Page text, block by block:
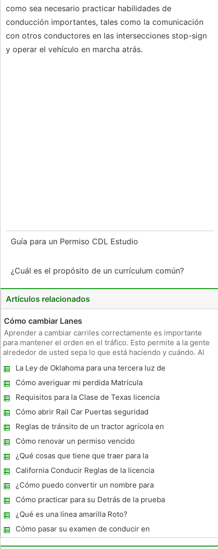
como sea necesario practicar habilidades de
conducción importantes, tales como la comunicación
con otros conductores en las intersecciones stop-sign
y operar el vehículo en marcha atrás.
Guía para un Permiso CDL Estudio
¿Cuál es el propósito de un currículum común?
Artículos relacionados
Cómo cambiar Lanes
Aprender a cambiar carriles correctamente es importante
para mantener el orden en el tráfico. Esto permite a la gente
alrededor de usted sepa lo que está haciendo y cuándo. Al
permite que otros tiempo para reaccionar a su forma de
conducir
La Ley de Oklahoma para una tercera luz de
freno
Cómo averiguar mi perdida Matrícula
Requisitos para la Clase de Texas licencia
de conducir
Cómo abrir Rail Car Puertas seguridad
Reglas de tránsito de un tractor agrícola en
una carretera en Florida
Cómo renovar un permiso vencido
¿Qué cosas que tiene que traer para la
prueba de licencia de conducir?
California Conducir Reglas de la licencia
para los menores de 18
¿Cómo puedo convertir un nombre para
una matrícula
Cómo practicar para su Detrás de la prueba
que conduce la rueda en Oregon
¿Qué es una línea amarilla Roto?
Cómo pasar su examen de conducir en
Nueva York